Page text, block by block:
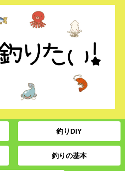
釣りDIY
釣りの基本